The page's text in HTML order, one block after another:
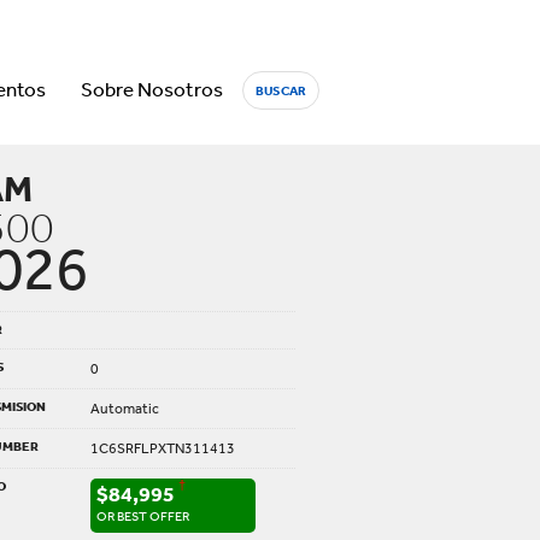
Sobre Nosotros BUSCAR
0
Automatic
1C6SRFLPXTN311413
$84,995 †
OR BEST OFFER